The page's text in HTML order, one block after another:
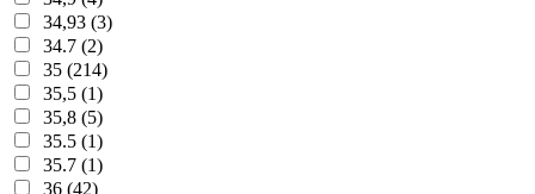
34,93 (3)
34.7 (2)
35 (214)
35,5 (1)
35,8 (5)
35.5 (1)
35.7 (1)
36 (42)